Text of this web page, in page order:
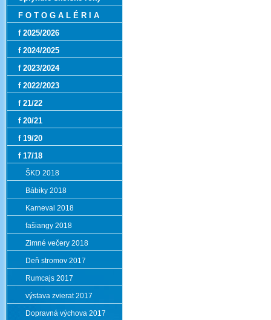
F O T O G A L É R I A
f 2025/2026
f 2024/2025
f 2023/2024
f 2022/2023
f 21/22
f 20/21
f 19/20
f 17/18
ŠKD 2018
Bábiky 2018
Karneval 2018
fašiangy 2018
Zimné večery 2018
Deň stromov 2017
Rumcajs 2017
výstava zvierat 2017
Dopravná výchova 2017